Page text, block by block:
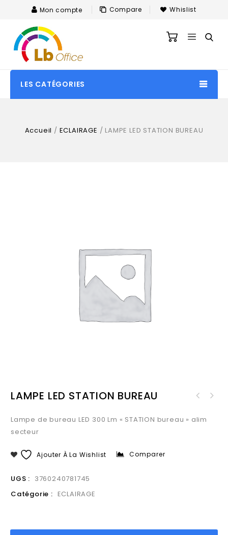
Mon compte Compare Whislist
LES CATÉGORIES
Accueil / ECLAIRAGE / LAMPE LED STATION BUREAU
LAMPE LED STATION BUREAU
Lampe de bureau LED 300 Lm « STATION bureau » alim
secteur
Ajouter À La Wishlist Comparer
UGS : 3760240781745
Catégorie : ECLAIRAGE